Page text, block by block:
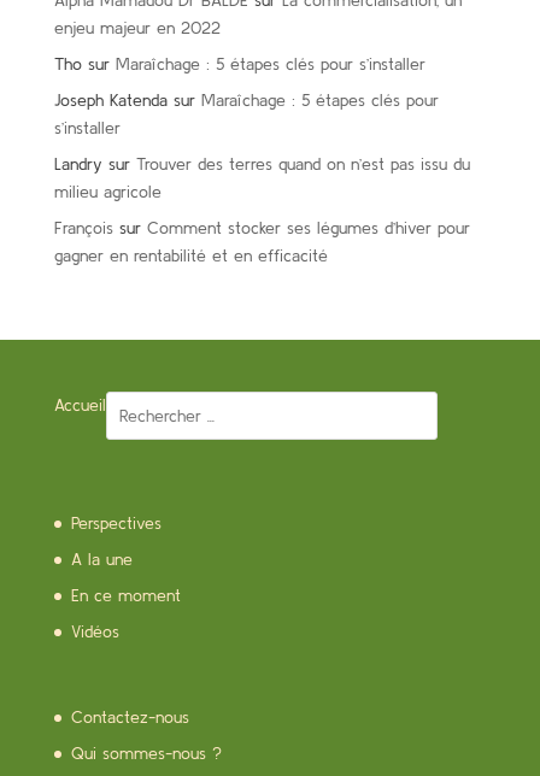
enjeu majeur en 2022
Thosur Maraîchage : 5 étapes clés pour s’installer
Joseph Katendasur Maraîchage : 5 étapes clés pour
s’installer
Landry sur Trouver des terres quand on n’est pas issu du
milieu agricole
Françoissur Comment stocker ses légumes d’hiver pour
gagner en rentabilité et en efficacité
Accueil
Perspectives
A la une
En ce moment
Vidéos
Contactez-nous
Qui sommes-nous ?